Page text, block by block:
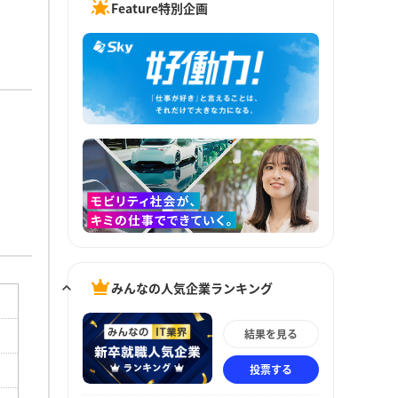
Feature特別企画
みんなの人気企業ランキング
結果を見る
投票する